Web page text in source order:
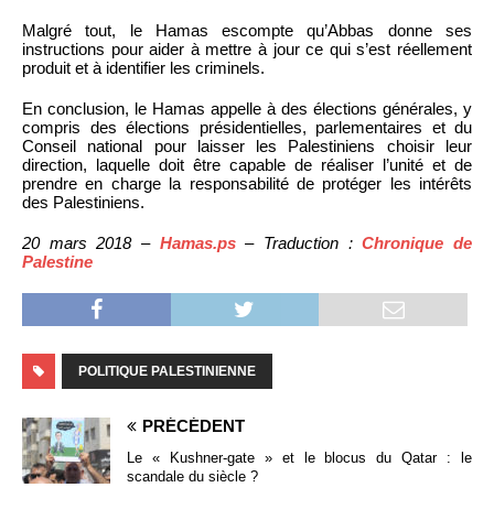
Malgré tout, le Hamas escompte qu’Abbas donne ses
instructions pour aider à mettre à jour ce qui s’est réellement
produit et à identifier les criminels.
En conclusion, le Hamas appelle à des élections générales, y
compris des élections présidentielles, parlementaires et du
Conseil national pour laisser les Palestiniens choisir leur
direction, laquelle doit être capable de réaliser l’unité et de
prendre en charge la responsabilité de protéger les intérêts
des Palestiniens.
20 mars 2018 – Hamas.ps– Traduction :Chronique de
Palestine
POLITIQUE PALESTINIENNE
PRÉCÉDENT
Le « Kushner-gate » et le blocus du Qatar : le
scandale du siècle ?